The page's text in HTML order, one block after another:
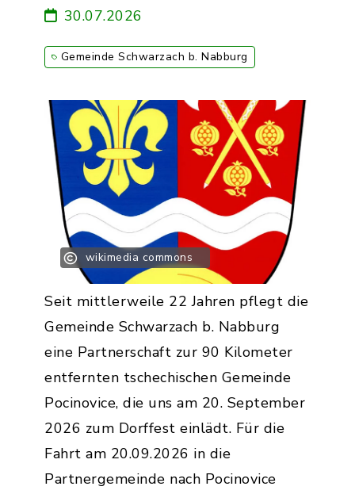
30.07.2026
Gemeinde Schwarzach b. Nabburg
wikimedia commons
Seit mittlerweile 22 Jahren pflegt die
Gemeinde Schwarzach b. Nabburg
eine Partnerschaft zur 90 Kilometer
entfernten tschechischen Gemeinde
Pocinovice, die uns am 20. September
2026 zum Dorffest einlädt. Für die
Fahrt am 20.09.2026 in die
Partnergemeinde nach Pocinovice